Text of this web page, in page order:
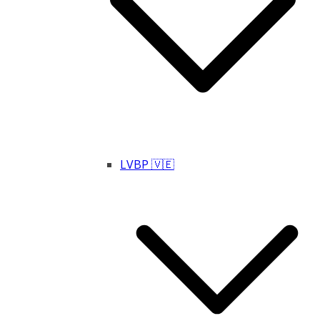
LVBP 🇻🇪